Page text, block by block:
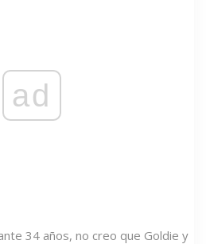
ad
34 años, no creo que Goldie y